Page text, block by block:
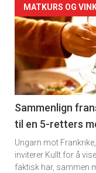
Forsiden
akkurat
nå
-
5
MATKURS OG
Sammenlign
til en 5-retters
Ungarn mot
inviterer Kullt for å
faktisk har, sammen